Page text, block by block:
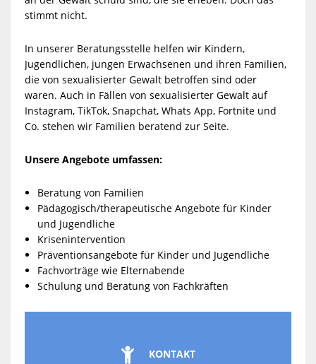
stimmt nicht.
In unserer Beratungsstelle helfen wir Kindern,
Jugendlichen, jungen Erwachsenen und ihren Familien,
die von sexualisierter Gewalt betroffen sind oder
waren. Auch in Fällen von sexualisierter Gewalt auf
Instagram, TikTok, Snapchat, Whats App, Fortnite und
Co. stehen wir Familien beratend zur Seite.
Unsere Angebote umfassen:
Beratung von Familien
Pädagogisch/therapeutische Angebote für Kinder
und Jugendliche
Krisenintervention
Präventionsangebote für Kinder und Jugendliche
Fachvorträge wie Elternabende
Schulung und Beratung von Fachkräften
 KONTAKT